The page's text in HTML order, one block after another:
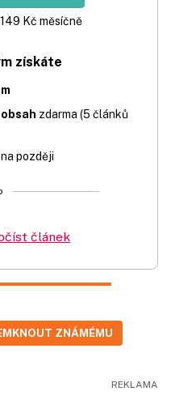
Kč měsíčně
získáte
zdarma (5 článků
později
článek
ZNÁMÉMU